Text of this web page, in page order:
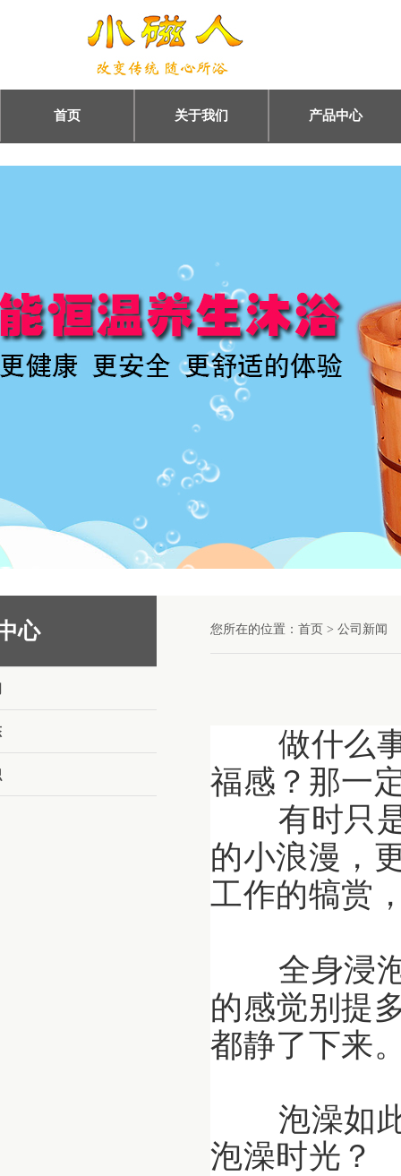
首页 关于我们 产品中心
心 您所在的位置： 首页 > 公司新闻
做什么
福感？那一
有时只
的小浪漫，
工作的犒赏
全身浸
的感觉别提
都静了下来
泡澡如
泡澡时光？